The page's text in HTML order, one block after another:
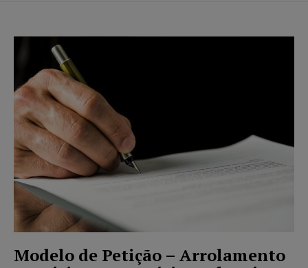
Modelo de Petição – Arrolamento